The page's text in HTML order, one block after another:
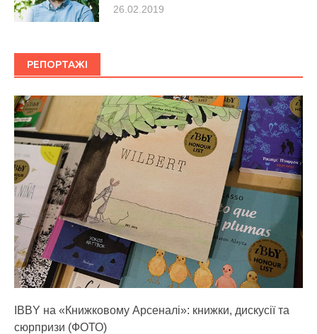
26.02.2019
РЕПОРТАЖІ
IBBY на «Книжковому Арсеналі»: книжки, дискусії та
сюрпризи (ФОТО)